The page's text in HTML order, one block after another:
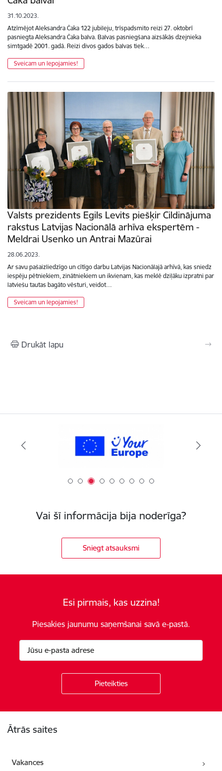
31.10.2023.
Atzīmējot Aleksandra Čaka 122 jubileju, trīspadsmito reizi 27. oktobrī
pasniegta Aleksandra Čaka balva. Balvas pasniegšana aizsākās dzejnieka
simtgadē 2001. gadā. Reizi divos gados balvas tiek…
Sveicam un lepojamies!
Valsts prezidents Egils Levits piešķir Cildinājuma
rakstus Latvijas Nacionālā arhīva ekspertēm -
Meldrai Usenko un Antrai Mazūrai
28.06.2023.
Ar savu pašaizliedzīgo un cītīgo darbu Latvijas Nacionālajā arhīvā, kas sniedz
iespēju pētniekiem, zinātniekiem un ikvienam, kas meklē dziļāku izpratni par
latviešu tautas bagāto vēsturi, veidot…
Sveicam un lepojamies!
Drukāt lapu
Vai šī informācija bija noderīga?
Sniegt atsauksmi
Esi pirmais, kas uzzina!
Piesakies jaunumu saņemšanai savā e-pastā.
Ātrās saites
Vakances